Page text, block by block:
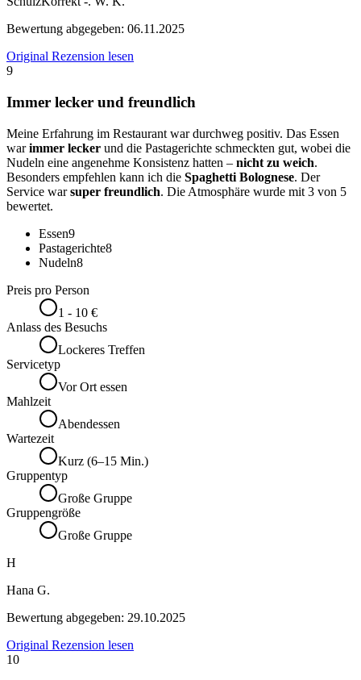
Bewertung abgegeben: 06.11.2025
Original Rezension lesen
9
Immer lecker und freundlich
Meine Erfahrung im Restaurant war durchweg positiv. Das Essen
warimmer lecker und die Pastagerichte schmeckten gut, wobei die
Nudeln eine angenehme Konsistenz hatten – nicht zu weich.
Besonders empfehlen kann ich die Spaghetti Bolognese. Der
Service warsuper freundlich. Die Atmosphäre wurde mit 3 von 5
bewertet.
Essen9
Pastagerichte8
Nudeln8
Preis pro Person
1 - 10 €
Anlass des Besuchs
Lockeres Treffen
Servicetyp
Vor Ort essen
Mahlzeit
Abendessen
Wartezeit
Kurz (6–15 Min.)
Gruppentyp
Große Gruppe
Gruppengröße
Große Gruppe
H
Hana G.
Bewertung abgegeben: 29.10.2025
Original Rezension lesen
10